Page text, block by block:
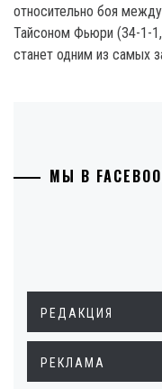
относительно боя
Тайсоном Фьюри (34-1-
станет одним из самых
МЫ В
РЕДАКЦИЯ
РЕКЛАМА